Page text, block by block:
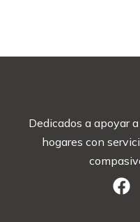
Dedicados a apoyar
hogares con
F